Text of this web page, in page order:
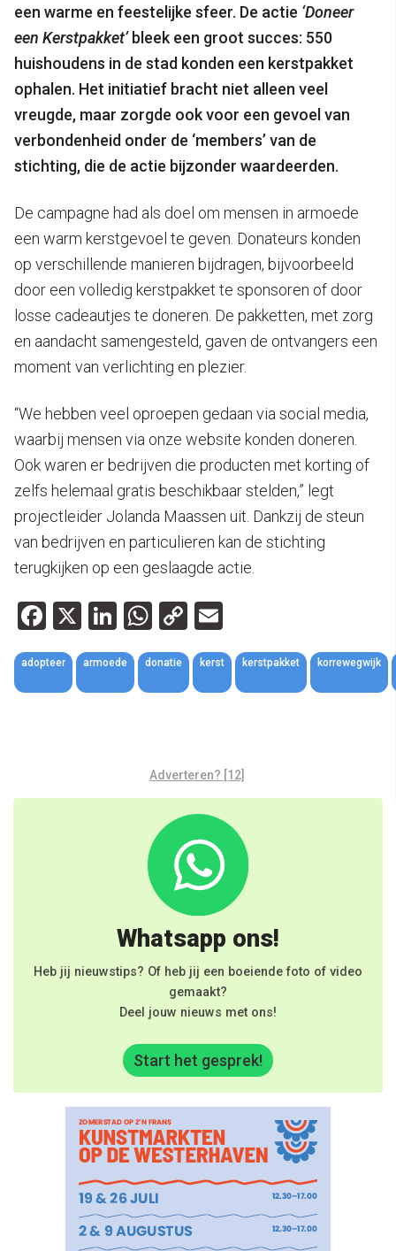
een warme en feestelijke sfeer. De actie ‘Doneer
een Kerstpakket’bleek een groot succes: 550
huishoudens in de stad konden een kerstpakket
ophalen. Het initiatief bracht niet alleen veel
vreugde, maar zorgde ook voor een gevoel van
verbondenheid onder de ‘members’ van de
stichting, die de actie bijzonder waardeerden.
De campagne had als doel om mensen in armoede
een warm kerstgevoel te geven. Donateurs konden
op verschillende manieren bijdragen, bijvoorbeeld
door een volledig kerstpakket te sponsoren of door
losse cadeautjes te doneren. De pakketten, met zorg
en aandacht samengesteld, gaven de ontvangers een
moment van verlichting en plezier.
“We hebben veel oproepen gedaan via social media,
waarbij mensen via onze website konden doneren.
Ook waren er bedrijven die producten met korting of
zelfs helemaal gratis beschikbaar stelden,” legt
projectleider Jolanda Maassen uit. Dankzij de steun
van bedrijven en particulieren kan de stichting
terugkijken op een geslaagde actie.
Facebook
X LinkedIn
WhatsApp
Copy
Link
adopteer armoede donatie kerst kerstpakket korrewegwijk
Adverteren? [12]
Whatsapp ons!
Heb jij nieuwstips? Of heb jij een boeiende foto of video
gemaakt?
Deel jouw nieuws met ons!
Start het gesprek!